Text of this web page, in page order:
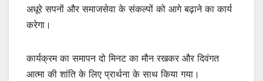
अधूरे सपनों और समाजसेवा के संकल्पों को आगे बढ़ाने का कार्य
करेगा।
कार्यक्रम का समापन दो मिनट का मौन रखकर और दिवंगत
आत्मा की शांति के लिए प्रार्थना के साथ किया गया।